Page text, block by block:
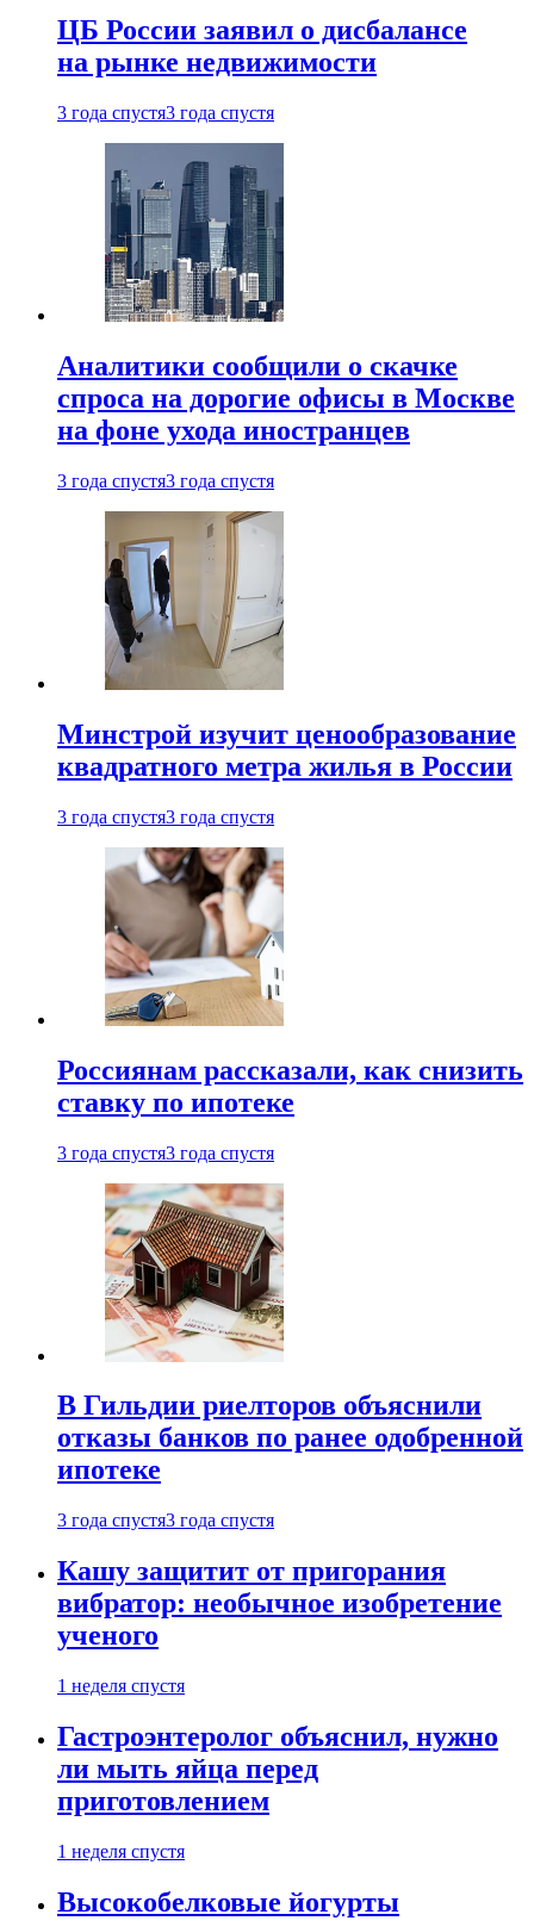
ЦБ России заявил о дисбалансе
на рынке недвижимости
3 года спустя3 года спустя
Аналитики сообщили о скачке
спроса на дорогие офисы в Москве
на фоне ухода иностранцев
3 года спустя3 года спустя
Минстрой изучит ценообразование
квадратного метра жилья в России
3 года спустя3 года спустя
Россиянам рассказали, как снизить
ставку по ипотеке
3 года спустя3 года спустя
В Гильдии риелторов объяснили
отказы банков по ранее одобренной
ипотеке
3 года спустя3 года спустя
Кашу защитит от пригорания
вибратор: необычное изобретение
ученого
1 неделя спустя
Гастроэнтеролог объяснил, нужно
ли мыть яйца перед
приготовлением
1 неделя спустя
Высокобелковые йогурты